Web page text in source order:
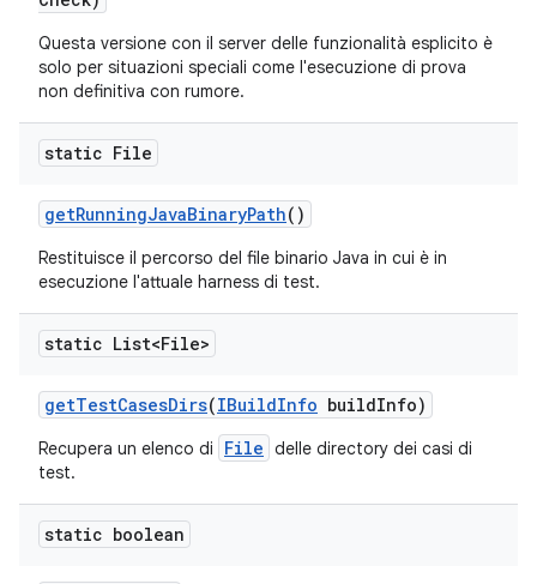
Questa versione con il server delle funzionalità esplicito è
solo per situazioni speciali come l'esecuzione di prova
non definitiva con rumore.
static File
getRunningJavaBinaryPath()
Restituisce il percorso del file binario Java in cui è in
esecuzione l'attuale harness di test.
static List<File>
getTestCasesDirs(IBuildInfo buildInfo)
Recupera un elenco di File delle directory dei casi di
test.
static boolean